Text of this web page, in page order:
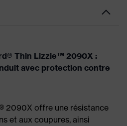
Thin Lizzie™ 2090X :
avec protection contre
2090X offre une résistance
et aux coupures, ainsi